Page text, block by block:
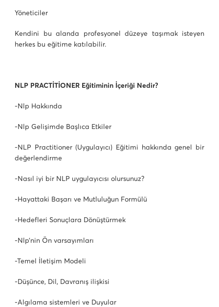
Yöneticiler
Kendini bu alanda profesyonel düzeye taşımak isteyen
herkes bu eğitime katılabilir.
NLP PRACTİTİONER Eğitiminin İçeriği Nedir?
-Nlp Hakkında
-Nlp Gelişimde Başlıca Etkiler
-NLP Practitioner (Uygulayıcı) Eğitimi hakkında genel bir
değerlendirme
-Nasıl iyi bir NLP uygulayıcısı olursunuz?
-Hayattaki Başarı ve Mutluluğun Formülü
-Hedefleri Sonuçlara Dönüştürmek
-Nlp’nin Ön varsayımları
-Temel İletişim Modeli
-Düşünce, Dil, Davranış ilişkisi
-Algılama sistemleri ve Duyular